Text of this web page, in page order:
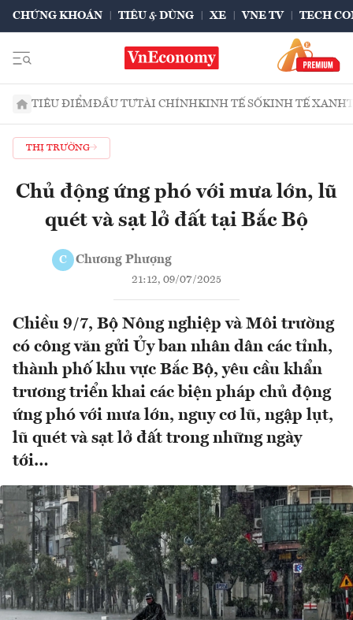
CHỨNG KHOÁN TIÊU & DÙNG XE VNE TV TECH
TIÊU ĐIỂMĐẦU TƯTÀI CHÍNHKINH TẾ SỐKINH TẾ XANH
THỊ TRƯỜNG
Chủ động ứng phó với mưa lớn, lũ
quét và sạt lở đất tại Bắc Bộ
C Chương Phượng
21:12, 09/07/2025
Chiều 9/7, Bộ Nông nghiệp và Môi trường
có công văn gửi Ủy ban nhân dân các tỉnh,
thành phố khu vực Bắc Bộ, yêu cầu khẩn
trương triển khai các biện pháp chủ động
ứng phó với mưa lớn, nguy cơ lũ, ngập lụt,
lũ quét và sạt lở đất trong những ngày
tới…